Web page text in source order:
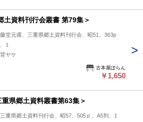
土資料刊行会叢書 第79集＞
堂元甫、三重県郷土資料刊行会、昭51、363p
１
ヤケ
古本屋ぽらん
￥1,650
県郷土資料叢書第63集＞
重県郷土資料刊行会、昭57、505ｐ、A5判、1